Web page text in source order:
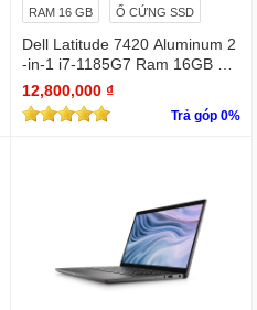
RAM 16 GB Ổ CỨNG SSD
Dell Latitude 7420 Aluminum 2
-in-1 i7-1185G7 Ram 16GB Ful
l HD TOUCH x360
12,800,000 ₫
Trả góp 0%